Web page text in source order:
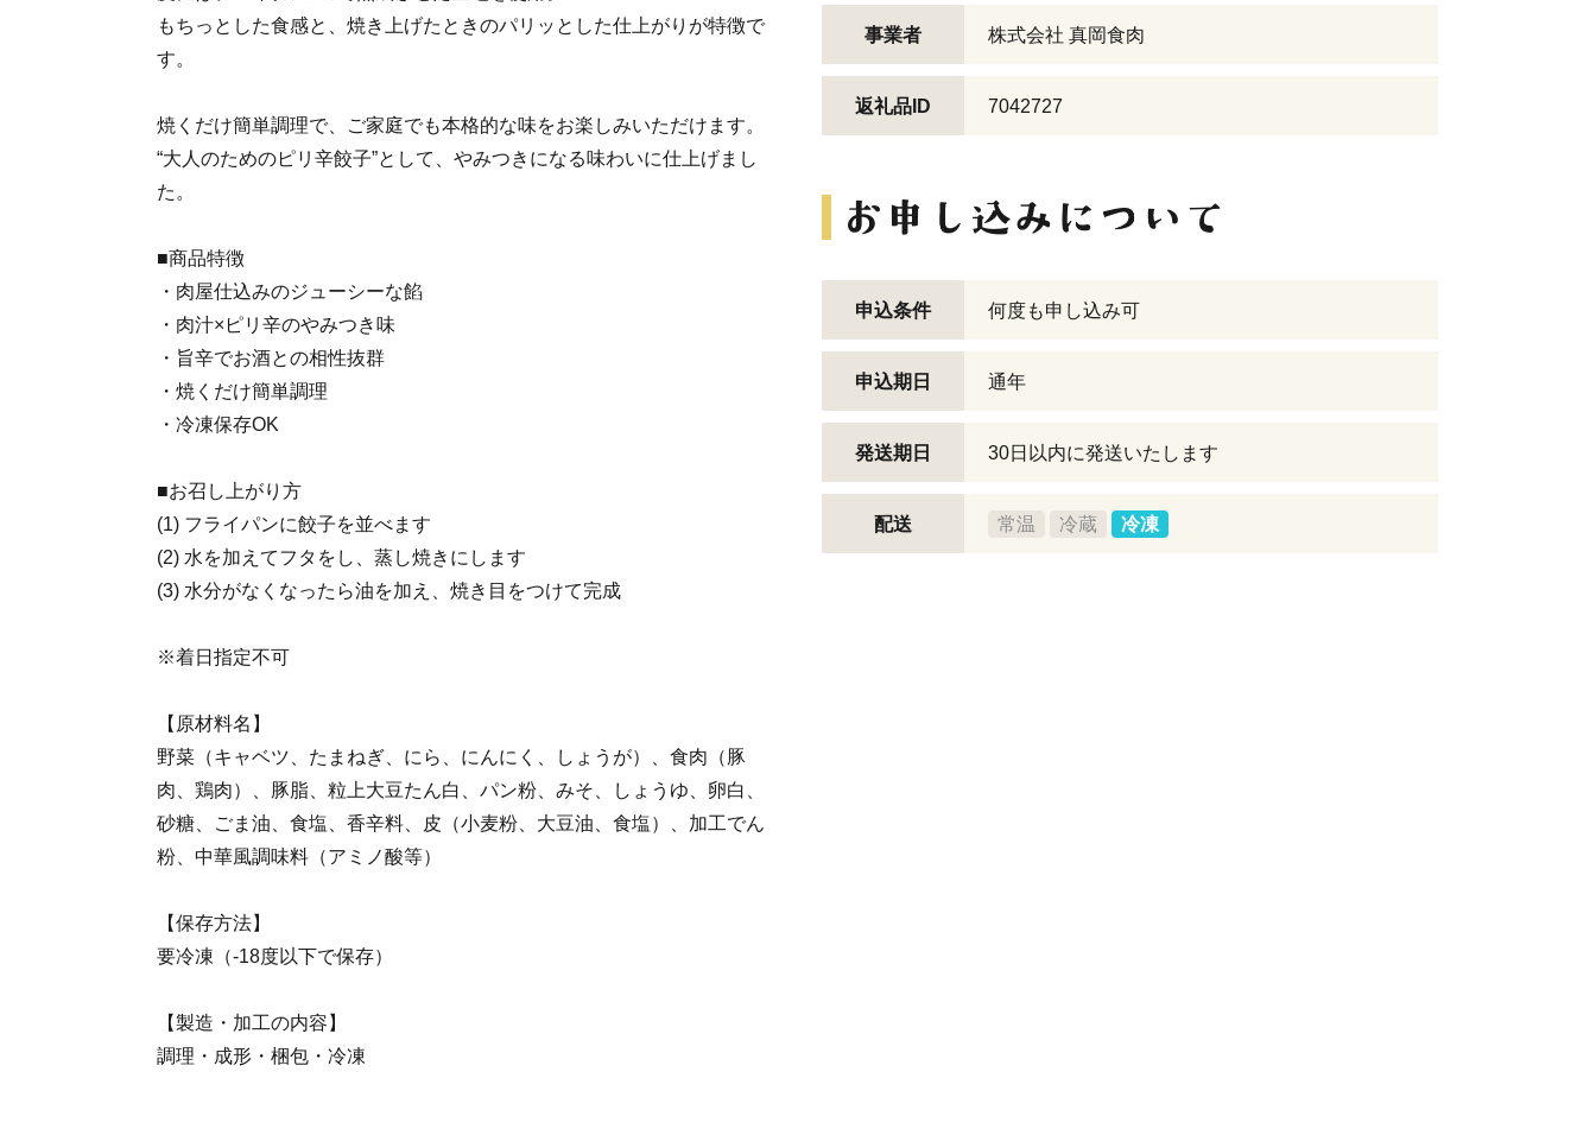
もちっとした食感と、焼き上げたときのパリッとした仕上がりが特徴で
す。
焼くだけ簡単調理で、ご家庭でも本格的な味をお楽しみいただけます。
“大人のためのピリ辛餃子”として、やみつきになる味わいに仕上げまし
た。
■商品特徴
・肉屋仕込みのジューシーな餡
・肉汁×ピリ辛のやみつき味
・旨辛でお酒との相性抜群
・焼くだけ簡単調理
・冷凍保存OK
■お召し上がり方
(1) フライパンに餃子を並べます
(2) 水を加えてフタをし、蒸し焼きにします
(3) 水分がなくなったら油を加え、焼き目をつけて完成
※着日指定不可
【原材料名】
野菜（キャベツ、たまねぎ、にら、にんにく、しょうが）、食肉（豚
肉、鶏肉）、豚脂、粒上大豆たん白、パン粉、みそ、しょうゆ、卵白、
砂糖、ごま油、食塩、香辛料、皮（小麦粉、大豆油、食塩）、加工でん
粉、中華風調味料（アミノ酸等）
【保存方法】
要冷凍（-18度以下で保存）
【製造・加工の内容】
調理・成形・梱包・冷凍
事業者 株式会社 真岡食肉
返礼品ID 7042727
申込条件 何度も申し込み可
申込期日 通年
発送期日 30日以内に発送いたします
配送 常温 冷蔵 冷凍